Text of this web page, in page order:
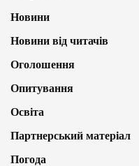
Новини
Новини від читачів
Оголошення
Опитування
Освіта
Партнерський матеріал
Погода